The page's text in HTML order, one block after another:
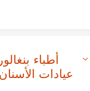
أطباء بنغالور
عيادات الأسنان